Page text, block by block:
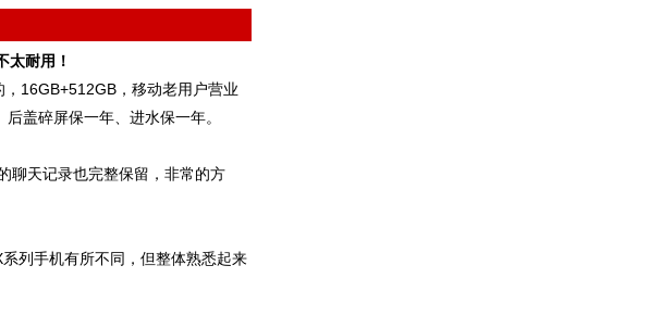
太耐用！
16GB+512GB，移动老用户营业
盖碎屏保一年、进水保一年。
聊天记录也完整保留，非常的方
列手机有所不同，但整体熟悉起来